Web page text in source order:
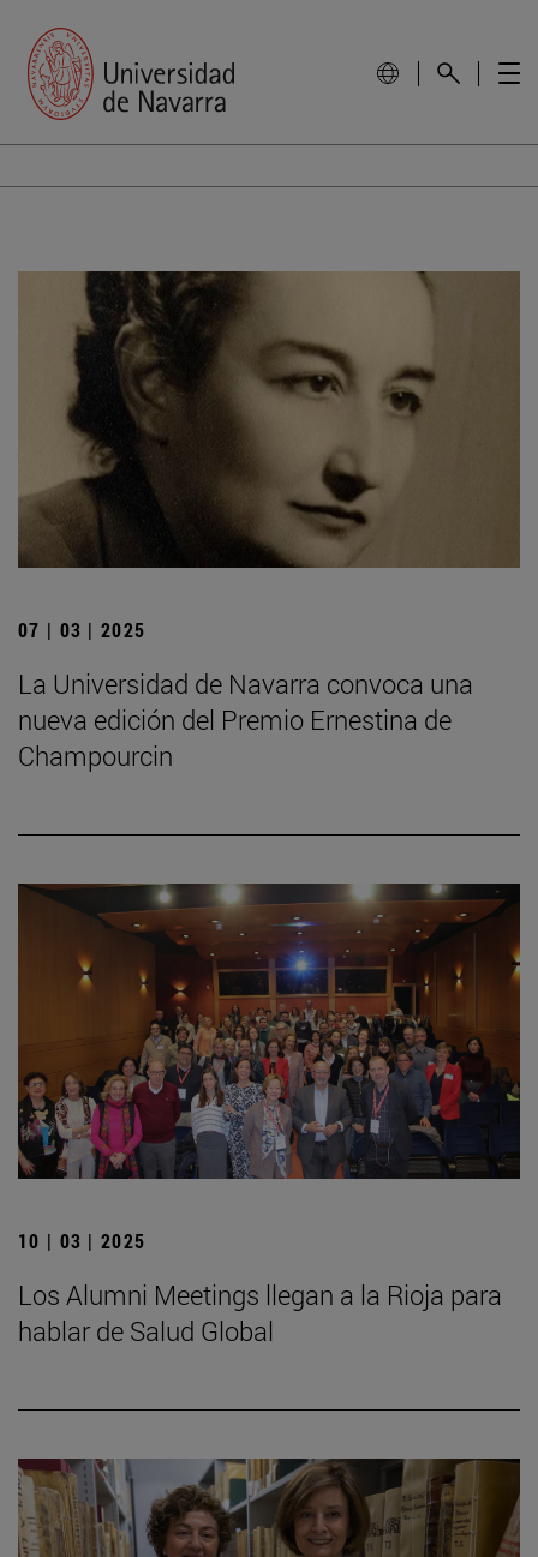
07 | 03 | 2025
La Universidad de Navarra convoca una
nueva edición del Premio Ernestina de
Champourcin
10 | 03 | 2025
Los Alumni Meetings llegan a la Rioja para
hablar de Salud Global